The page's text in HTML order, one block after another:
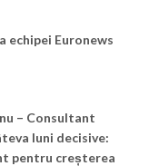
echipei Euronews
– Consultant
luni decisive:
pentru creșterea